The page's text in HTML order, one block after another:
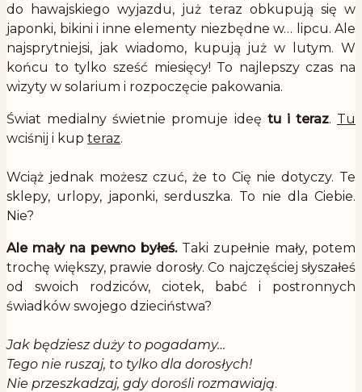
do hawajskiego wyjazdu, już teraz obkupują się w
japonki, bikini i inne elementy niezbędne w… lipcu. Ale
najsprytniejsi, jak wiadomo, kupują już w lutym. W
końcu to tylko sześć miesięcy! To najlepszy czas na
wizyty w solarium i rozpoczęcie pakowania.
Świat medialny świetnie promuje ideę tu i teraz. Tu
wciśnij i kup teraz.
.
Wciąż jednak możesz czuć, że to Cię nie dotyczy. Te
sklepy, urlopy, japonki, serduszka. To nie dla Ciebie.
Nie?
Ale mały na pewno byłeś.Taki zupełnie mały, potem
trochę większy, prawie dorosły. Co najczęściej słyszałeś
od swoich rodziców, ciotek, babć i postronnych
świadków swojego dzieciństwa?
.
Jak będziesz duży to pogadamy…
Tego nie ruszaj, to tylko dla dorosłych!
Nie przeszkadzaj, gdy dorośli rozmawiają.